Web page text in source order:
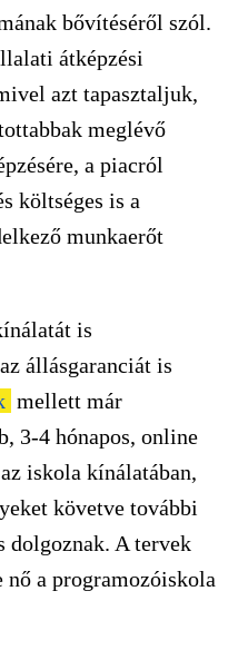
bővítéséről szól.
átképzési
azt tapasztaljuk,
meglévő
a piacról
költséges is a
munkaerőt
is
állásgaranciát is
mellett már
3-4 hónapos, online
az iskola kínálatában,
követve további
dolgoznak. A tervek
a programozóiskola